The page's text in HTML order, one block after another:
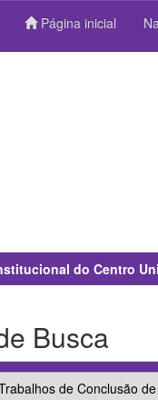
Página inicial
do Centro
Busca